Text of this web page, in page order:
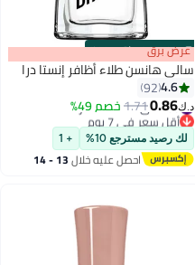
00m:00s
·باقي 99% عرض برق
سالي هانسن طلاء أظافر إنستا درا
4.6
92
د.ك‏0.86
1.71خصم 49% #30 في طلاء الأظافر
أقل سعر في 7 يوم
#30 في طلاء الأظافر
لك رصيد مسترجع 10% + 1
احصل عليه خلال 13 - 14